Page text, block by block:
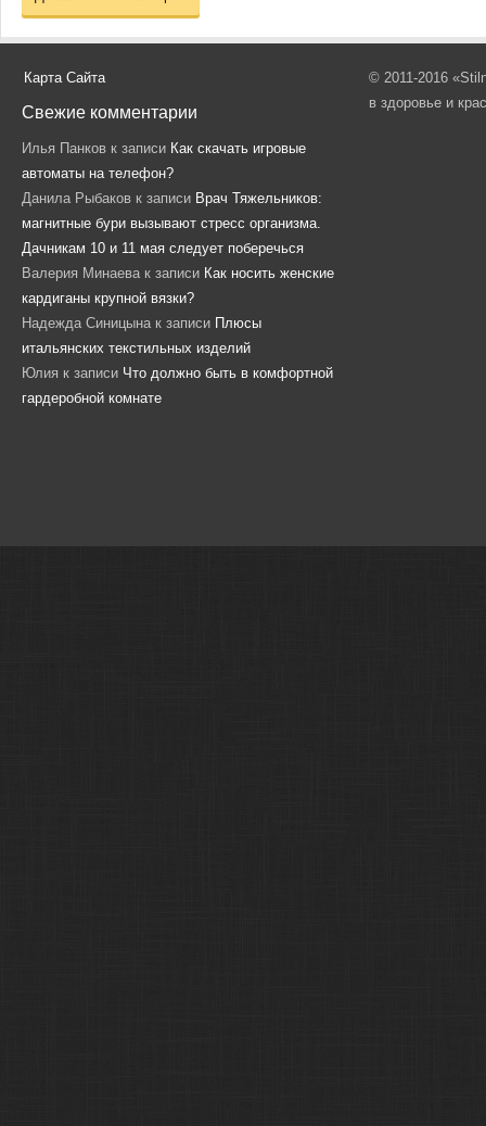
Карта Сайта
Свежие комментарии
Илья Панков к записи Как скачать игровые
автоматы на телефон?
Данила Рыбаков к записи Врач Тяжельников:
магнитные бури вызывают стресс организма.
Дачникам 10 и 11 мая следует поберечься
Валерия Минаева к записи Как носить женские
кардиганы крупной вязки?
Надежда Синицына к записи Плюсы
итальянских текстильных изделий
Юлия к записи Что должно быть в комфортной
гардеробной комнате
© 2011-2016
в здоровье и